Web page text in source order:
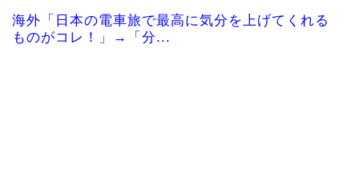
海外「日本の電車旅で最高に気分を上げてくれる
ものがコレ！」→「分...